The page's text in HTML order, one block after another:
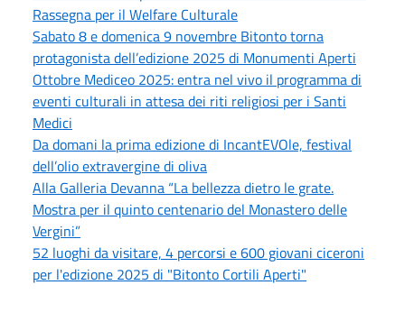
Rassegna per il Welfare Culturale
Sabato 8 e domenica 9 novembre Bitonto torna
protagonista dell’edizione 2025 di Monumenti Aperti
Ottobre Mediceo 2025: entra nel vivo il programma di
eventi culturali in attesa dei riti religiosi per i Santi
Medici
Da domani la prima edizione di IncantEVOle, festival
dell’olio extravergine di oliva
Alla Galleria Devanna “La bellezza dietro le grate.
Mostra per il quinto centenario del Monastero delle
Vergini”
52 luoghi da visitare, 4 percorsi e 600 giovani ciceroni
per l'edizione 2025 di "Bitonto Cortili Aperti"